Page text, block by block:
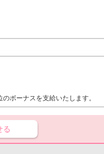
ボーナスを支給いたします。
る